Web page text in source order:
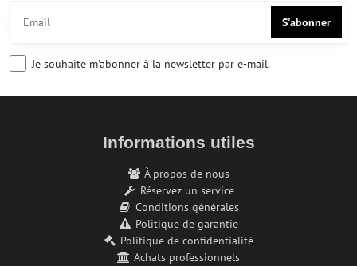
S'abonner
Je souhaite m'abonner à la newsletter par e-mail.
Informations utiles
À propos de nous
Réservez un service
Conditions générales
Politique de garantie
Politique de confidentialité
Achats professionnels